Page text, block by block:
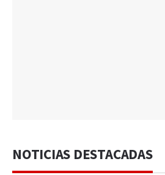
NOTICIAS DESTACADAS